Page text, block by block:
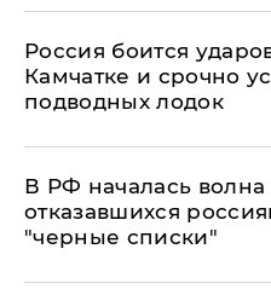
Россия боится
Камчатке и срочно
подводных лодок
​В РФ началась волна
отказавшихся
"черные списки"